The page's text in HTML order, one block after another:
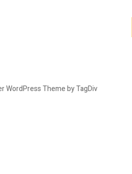
WordPress Theme by TagDiv